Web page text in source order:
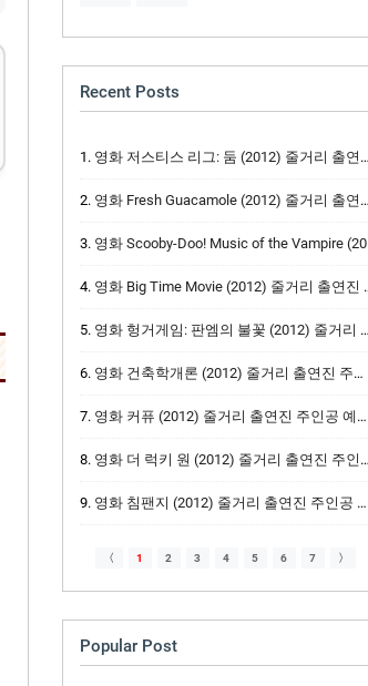
Recent Posts
영화 저스티스 리그: 둠 (2012) 줄거리 출연진 주인공 예고편
영화 Fresh Guacamole (2012) 줄거리 출연진 주인공 예고편
영화 Scooby-Doo! Music of the Vampire (2012) 줄거리 출연진 주인공 예고편
영화 Big Time Movie (2012) 줄거리 출연진 주인공 예고편
영화 헝거게임: 판엠의 불꽃 (2012) 줄거리 출연진 주인공 예고편
영화 건축학개론 (2012) 줄거리 출연진 주인공 예고편
영화 커퓨 (2012) 줄거리 출연진 주인공 예고편
영화 더 럭키 원 (2012) 줄거리 출연진 주인공 예고편
영화 침팬지 (2012) 줄거리 출연진 주인공 예고편
〈 1 2 3 4 5 6 7 〉
Popular Post